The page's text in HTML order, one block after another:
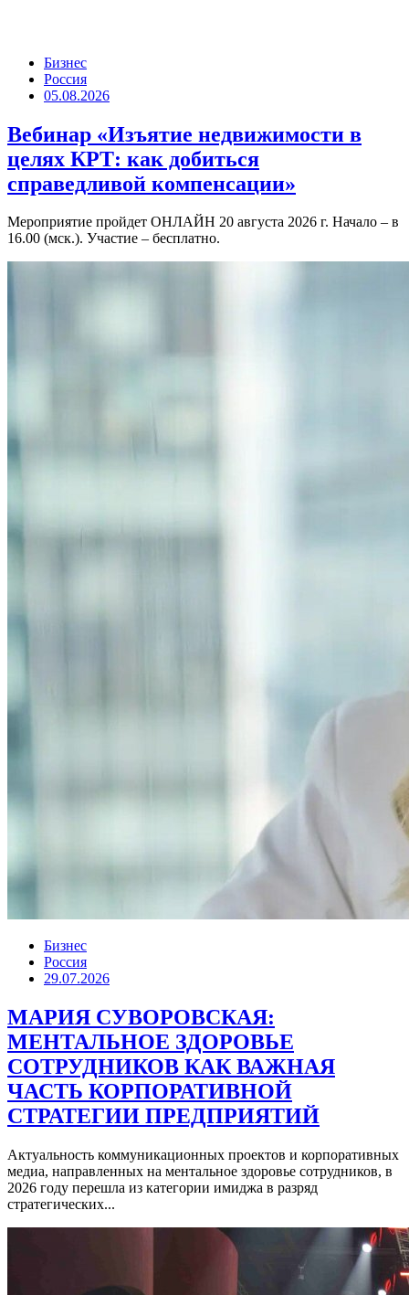
Бизнес
Россия
05.08.2026
Вебинар «Изъятие недвижимости в
целях КРТ: как добиться
справедливой компенсации»
Мероприятие пройдет ОНЛАЙН 20 августа 2026 г. Начало – в
16.00 (мск.). Участие – бесплатно.
Бизнес
Россия
29.07.2026
МАРИЯ СУВОРОВСКАЯ:
МЕНТАЛЬНОЕ ЗДОРОВЬЕ
СОТРУДНИКОВ КАК ВАЖНАЯ
ЧАСТЬ КОРПОРАТИВНОЙ
СТРАТЕГИИ ПРЕДПРИЯТИЙ
Актуальность коммуникационных проектов и корпоративных
медиа, направленных на ментальное здоровье сотрудников, в
2026 году перешла из категории имиджа в разряд
стратегических...